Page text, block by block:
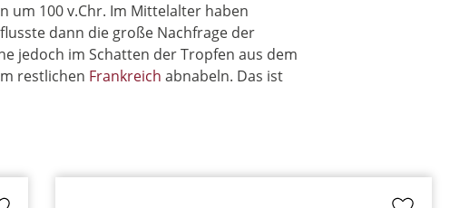
um 100 v.Chr. Im Mittelalter haben
dann die große Nachfrage der
jedoch im Schatten der Tropfen aus dem
restlichen Frankreich abnabeln. Das ist